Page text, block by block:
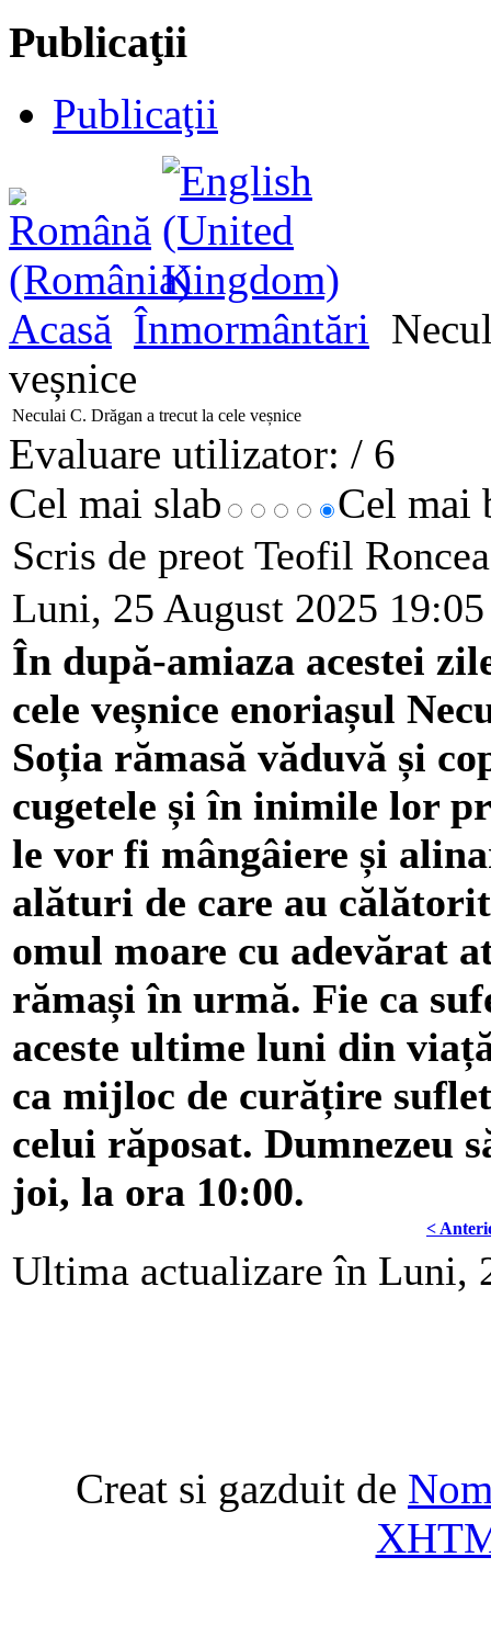
Publicaţii
Publicaţii
Acasă Înmormântări
veșnice
Neculai C. Drăgan a trecut la cele veșnice
Evaluare utilizator: / 6
Cel mai slab
Cel mai
Scris de preot Teofil
Luni, 25 August 2025 19:05
În după-amiaza acestei
cele veșnice enoriașul
Soția rămasă văduvă și
cugetele și în inimile lor
le vor fi mângâiere și
alături de care au
omul moare cu adevărat
rămași în urmă. Fie ca
aceste ultime luni din
ca mijloc de curățire
celui răposat. Dumnezeu
joi, la ora 10:00.
<
Ultima actualizare în Luni,
Creat si gazduit de